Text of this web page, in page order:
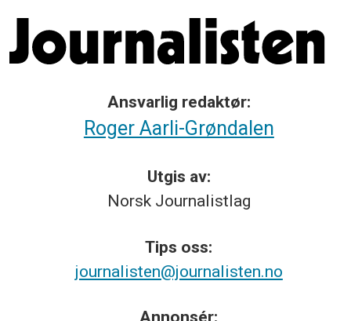
Ansvarlig redaktør:
Roger Aarli-Grøndalen
Utgis av:
Norsk Journalistlag
Tips oss:
journalisten@journalisten.no
Annonsér: